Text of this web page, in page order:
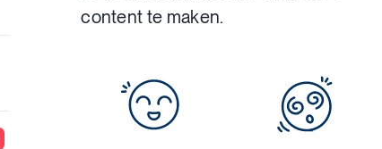
content te maken.